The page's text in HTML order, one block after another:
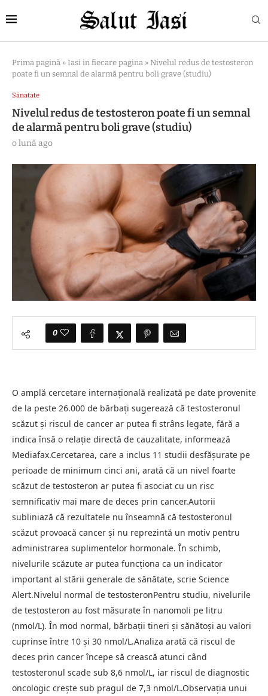
Prima pagină » Iasi in fiecare pagina » Nivelul redus de testosteron
poate fi un semnal de alarmă pentru boli grave (studiu)
Sănatate
Nivelul redus de testosteron poate fi un semnal
de alarmă pentru boli grave (studiu)
o lună ago
0
O amplă cercetare internațională realizată pe date provenite
de la peste 26.000 de bărbați sugerează că testosteronul
scăzut și riscul de cancer ar putea fi strâns legate, fără a
indica însă o relație directă de cauzalitate, informează
Mediafax.Cercetarea, care a inclus 11 studii desfășurate pe
perioade de minimum cinci ani, arată că un nivel foarte
scăzut de testosteron ar putea fi asociat cu un risc
semnificativ mai mare de deces prin cancer.Autorii
subliniază că rezultatele nu înseamnă că testosteronul
scăzut provoacă cancer și nu reprezintă un motiv pentru
administrarea suplimentelor hormonale. În schimb,
nivelurile scăzute ar putea funcționa ca un indicator
important al stării generale de sănătate, scrie Science
Alert.Nivelul normal de testosteronPentru studiu, nivelurile
de testosteron au fost măsurate în nanomoli pe litru
(nmol/L). În mod normal, bărbații tineri și sănătoși au valori
cuprinse între 10 și 30 nmol/L.Analiza arată că riscul de
deces prin cancer începe să crească atunci când
testosteronul scade sub 8,6 nmol/L, iar riscul de diagnostic
oncologic crește sub pragul de 7,3 nmol/L.Observația unui